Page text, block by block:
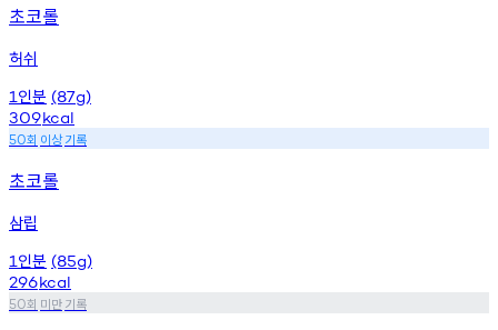
초코롤
허쉬
1 인분 (87g)
309kcal
50회 이상기록
초코롤
삼립
1 인분 (85g)
296kcal
50회 미만기록